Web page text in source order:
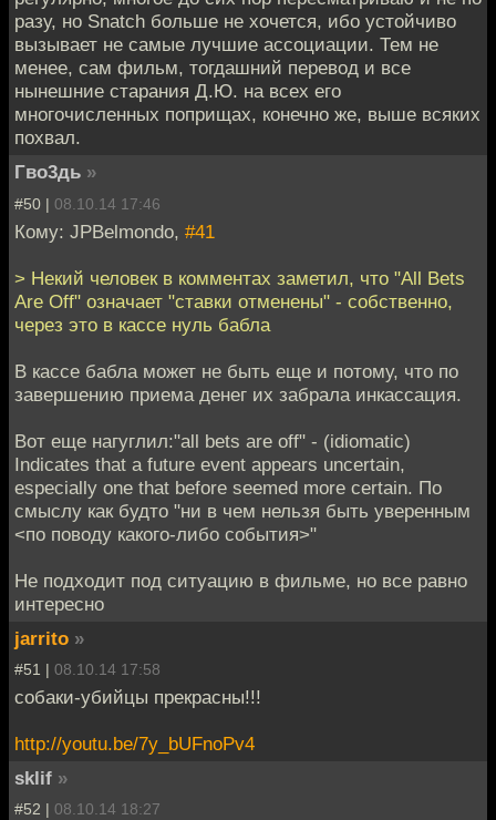
разу, но Snatch больше не хочется, ибо устойчиво
вызывает не самые лучшие ассоциации. Тем не
менее, сам фильм, тогдашний перевод и все
нынешние старания Д.Ю. на всех его
многочисленных поприщах, конечно же, выше всяких
похвал.
Гво3дь »
#50 | 08.10.14 17:46
Кому: JPBelmondo, #41
> Некий человек в комментах заметил, что "All Bets
Are Off" означает "ставки отменены" - собственно,
через это в кассе нуль бабла
В кассе бабла может не быть еще и потому, что по
завершению приема денег их забрала инкассация.
Вот еще нагуглил:"all bets are off" - (idiomatic)
Indicates that a future event appears uncertain,
especially one that before seemed more certain. По
смыслу как будто "ни в чем нельзя быть уверенным
<по поводу какого-либо события>"
Не подходит под ситуацию в фильме, но все равно
интересно
jarrito »
#51 | 08.10.14 17:58
собаки-убийцы прекрасны!!!
http://youtu.be/7y_bUFnoPv4
sklif »
#52 | 08.10.14 18:27